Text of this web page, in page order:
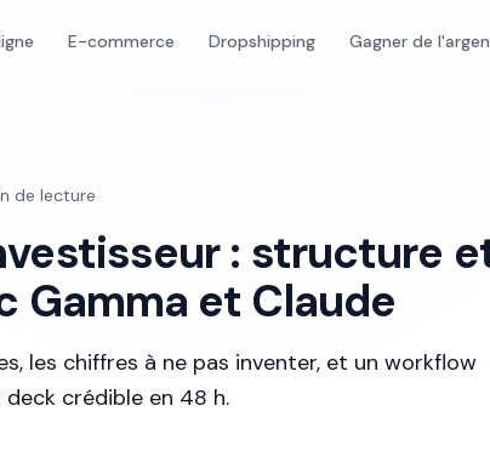
E-commerce Dropshipping Gagner de
de lecture
: structure
Gamma et Claude
les chiffres à ne pas inventer, et un workflow
crédible en 48 h.